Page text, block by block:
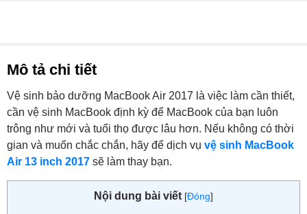
Mô tả chi tiết
Vệ sinh bảo dưỡng MacBook Air 2017 là việc làm cần thiết,
cần vệ sinh MacBook định kỳ để MacBook của bạn luôn
trông như mới và tuổi thọ được lâu hơn. Nếu không có thời
gian và muốn chắc chắn, hãy để dịch vụ vệ sinh MacBook
Air 13 inch 2017 sẽ làm thay bạn.
Nội dung bài viết [Đóng]